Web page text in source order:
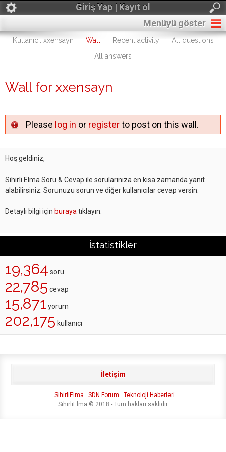
Giriş Yap | Kayıt ol
Menüyü göster
Kullanıcı: xxensayn Wall Recent activity
All questions
All answers
Wall for xxensayn
Please log in or registerto post on this wall.
Hoş geldiniz,
Sihirli Elma Soru & Cevap ile sorularınıza en kısa zamanda yanıt
alabilirsiniz. Sorunuzu sorun ve diğer kullanıcılar cevap versin.
Detaylı bilgi için buraya tıklayın.
İstatistikler
19,364 soru
22,785 cevap
15,871 yorum
202,175 kullanıcı
İletişim
SihirliElma SDN Forum
Teknoloji Haberleri
SihirliElma © 2018 - Tüm hakları saklıdır